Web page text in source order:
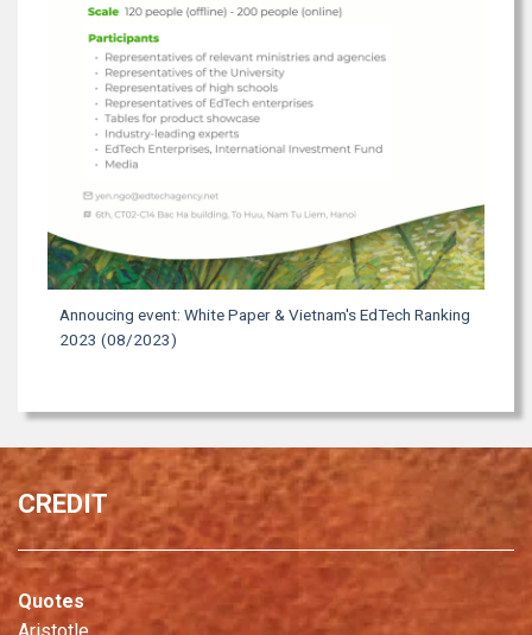
Annoucing event: White Paper & Vietnam's EdTech Ranking
2023 (08/2023)
CREDIT
Quotes